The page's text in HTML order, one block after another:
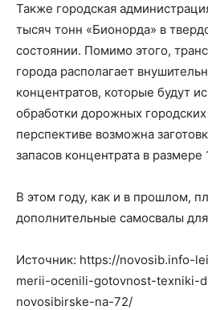
Также городская
тысяч тонн «Бионорда» в
состоянии. Помимо этого,
города располагает
концентратов, которые будут
обработки дорожных
перспективе возможна
запасов концентрата в размере
В этом году, как и в прошлом,
дополнительные самосвалы
Источник: https://novosib.info-
merii-ocenili-gotovnost-texniki-
novosibirske-na-72/